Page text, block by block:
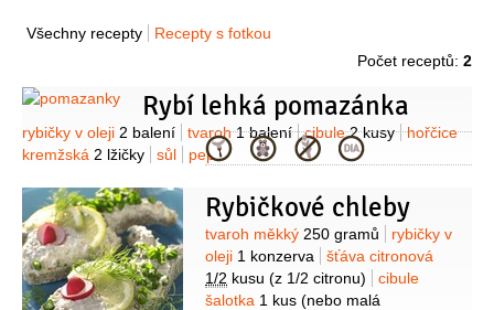
Všechny recepty
Recepty s fotkou
Počet receptů: 2
Rybí lehká pomazánka
Suroviny
rybičky v oleji 2 balení tvaroh1 balení cibule2 kusy
hořčice
kremžská 2 lžičky sůl pepřKategorie
Rybičkové chleby
Suroviny
tvaroh měkký 250 gramů
rybičky v
oleji 1 konzerva
šťáva citronová
1/2 kusu (z 1/2 citronu)
cibule
šalotka 1 kus (nebo malá